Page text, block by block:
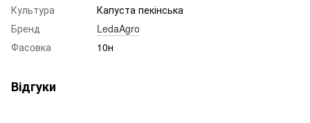
Культура
Капуста пекінська
Бренд
LedaAgro
Фасовка
10н
Відгуки